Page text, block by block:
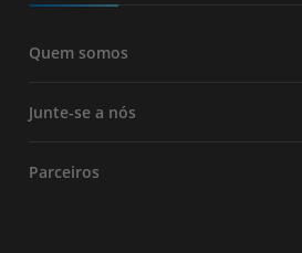
Quem somos
Junte-se a nós
Parceiros